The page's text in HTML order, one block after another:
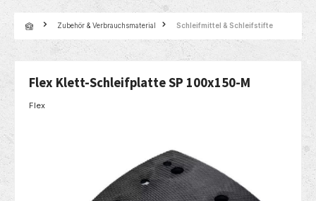
Zubehör & Verbrauchsmaterial Schleifmittel & Schleifstifte
Flex Klett-Schleifplatte SP 100x150-M
Flex